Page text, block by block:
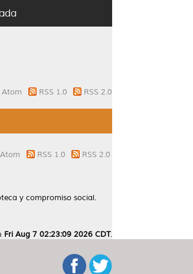
Atom RSS 1.0 RSS 2.0
Atom RSS 1.0 RSS 2.0
y compromiso social.
Fri Aug 7 02:23:09 2026 CDT.